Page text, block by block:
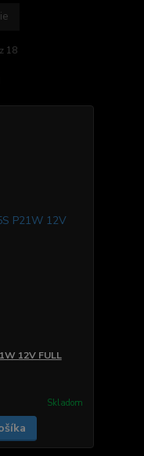
18
12V FULL
Skladom